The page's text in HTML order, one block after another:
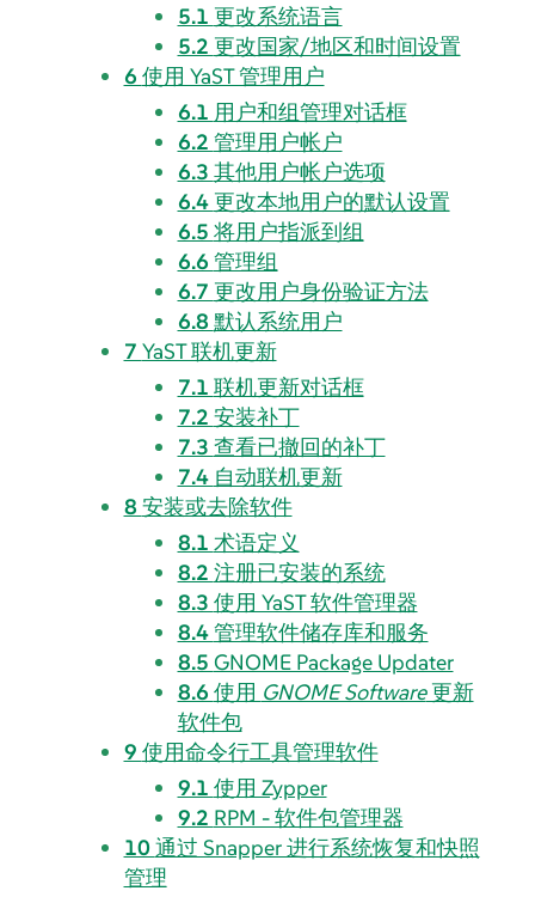
5.1 更改系统语言
5.2 更改国家/地区和时间设置
6 使用 YaST 管理用户
6.1 用户和组管理对话框
6.2 管理用户帐户
6.3 其他用户帐户选项
6.4更改本地用户的默认设置
6.5 将用户指派到组
6.6 管理组
6.7 更改用户身份验证方法
6.8 默认系统用户
7 YaST 联机更新
7.1 联机更新对话框
7.2 安装补丁
7.3 查看已撤回的补丁
7.4 自动联机更新
8 安装或去除软件
8.1 术语定义
8.2 注册已安装的系统
8.3 使用 YaST 软件管理器
8.4管理软件储存库和服务
8.5 GNOME Package Updater
8.6 使用 GNOME Software更新
软件包
9 使用命令行工具管理软件
9.1 使用 Zypper
9.2 RPM - 软件包管理器
10通过 Snapper 进行系统恢复和快照
管理